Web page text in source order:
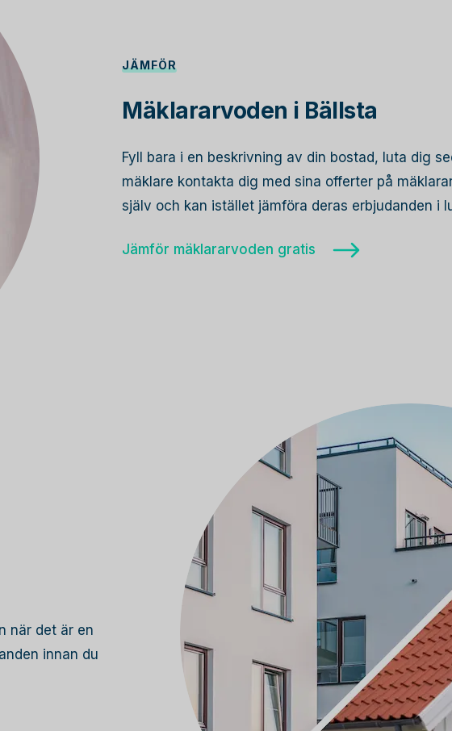
JÄMFÖR
Mäklararvoden i Bällsta
Fyll bara i en beskrivning av din bostad, luta dig
mäklare kontakta dig med sina offerter på
själv och kan istället jämföra deras erbjudanden i
Jämför mäklararvoden gratis
när det är en
innan du